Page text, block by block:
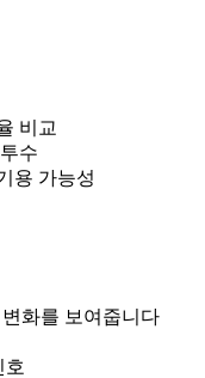
비교
수
용 가능성
변화를 보여줍니다
호